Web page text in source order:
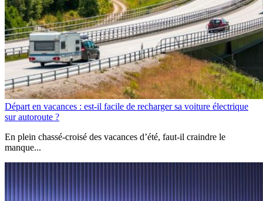
Départ en vacances : est-il facile de recharger sa voiture électrique
sur autoroute ?
En plein chassé-croisé des vacances d’été, faut-il craindre le
manque...